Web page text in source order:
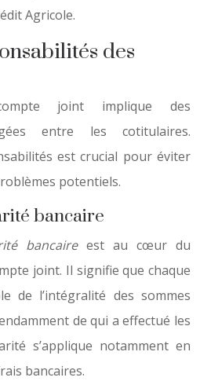
Agricole.
des
joint implique des
entre les cotitulaires.
est crucial pour éviter
potentiels.
bancaire
bancaire est au cœur du
joint. Il signifie que chaque
de l’intégralité des sommes
de qui a effectué les
s’applique notamment en
bancaires.